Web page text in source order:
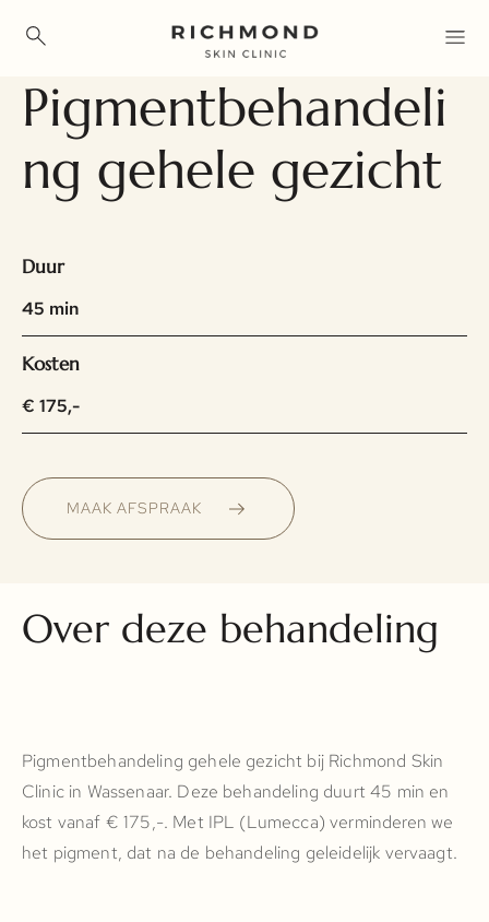
main
content
Pigmentbehandeli
ng gehele gezicht
Duur
45 min
Kosten
€ 175,-
MAAK AFSPRAAK
Over deze behandeling
Pigmentbehandeling gehele gezicht bij Richmond Skin
Clinic in Wassenaar. Deze behandeling duurt 45 min en
kost vanaf € 175,-. Met IPL (Lumecca) verminderen we
het pigment, dat na de behandeling geleidelijk vervaagt.